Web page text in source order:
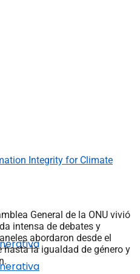
Integrity for Climate
General de la ONU vivió
intensa de debates y
abordaron desde el
hasta la igualdad de género y